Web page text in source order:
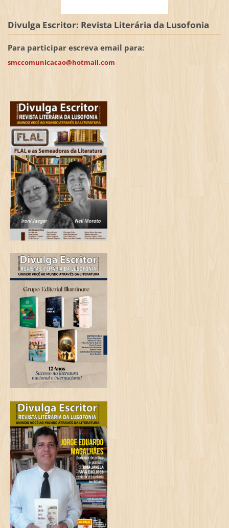
Divulga Escritor: Revista Literária da Lusofonia
Para participar escreva email para:
smccomunicacao@hotmail.com